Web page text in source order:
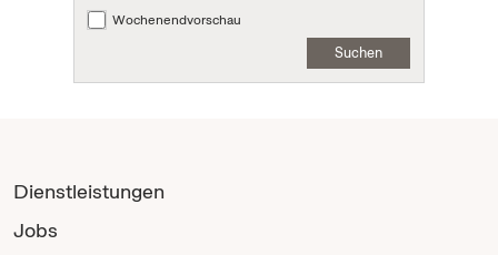
Wochenendvorschau
Suchen
Dienstleistungen
Jobs